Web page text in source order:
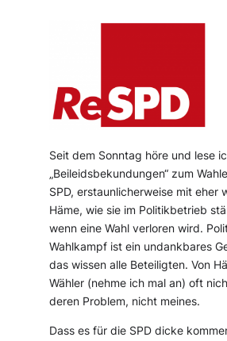
Seit dem Sonntag höre und lese
„Beileidsbekundungen“ zum
SPD, erstaunlicherweise mit eher
Häme, wie sie im Politikbetrieb
wenn eine Wahl verloren wird.
Wahlkampf ist ein undankbares
das wissen alle Beteiligten. Von
Wähler (nehme ich mal an) oft
deren Problem, nicht meines.
Dass es für die SPD dicke